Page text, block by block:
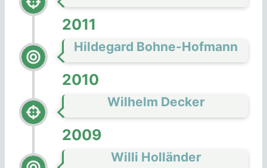
2011
Hildegard Bohne-Hofmann
2010
Wilhelm Decker
2009
Willi Holländer